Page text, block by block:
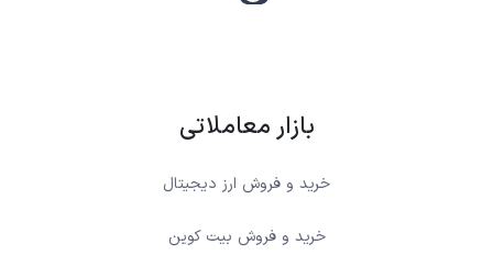
بازار معاملاتی
خرید و فروش ارز دیجیتال
خرید و فروش بیت کوین